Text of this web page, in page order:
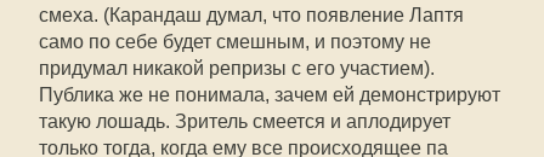
смеха. (Карандаш думал, что появление Лаптя
само по себе будет смешным, и поэтому не
придумал никакой репризы с его участием).
Публика же не понимала, зачем ей демонстрируют
такую лошадь. Зритель смеется и аплодирует
только тогда, когда ему все происходящее па